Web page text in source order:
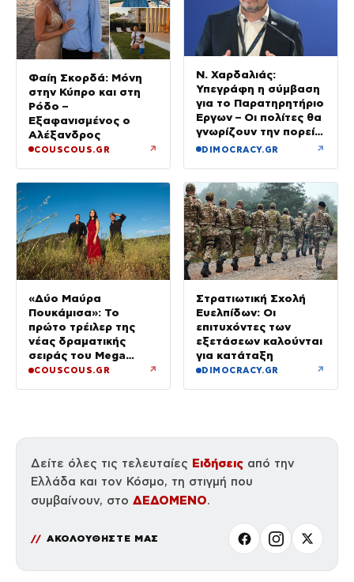
Φαίη Σκορδά: Μόνη
στην Κύπρο και στη
Ρόδο –
Εξαφανισμένος ο
Αλέξανδρος
COUSCOUS.GR ↗
Ν. Χαρδαλιάς:
Υπεγράφη η σύμβαση
για το Παρατηρητήριο
Έργων – Οι πολίτες θα
γνωρίζουν την πορεία
κάθε έργου στην
DIMOCRACY.GR ↗
«Δύο Μαύρα
Πουκάμισα»: Το
πρώτο τρέιλερ της
νέας δραματικής
σειράς του Mega
κυκλοφόρησε
COUSCOUS.GR ↗
Στρατιωτική Σχολή
Ευελπίδων: Οι
επιτυχόντες των
εξετάσεων καλούνται
για κατάταξη
DIMOCRACY.GR ↗
Δείτε όλες τις τελευταίες Ειδήσεις από την
Ελλάδα και τον Κόσμο, τη στιγμή που
συμβαίνουν, στο ΔΕΔΟΜΕΝΟ.
ΑΚΟΛΟΥΘΗΣΤΕ ΜΑΣ